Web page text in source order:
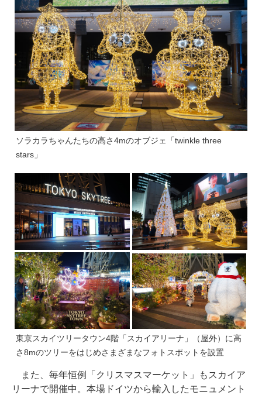
ソラカラちゃんたちの高さ4mのオブジェ「twinkle three
stars」
東京スカイツリータウン4階「スカイアリーナ」（屋外）に高
さ8mのツリーをはじめさまざまなフォトスポットを設置
また、毎年恒例「クリスマスマーケット」もスカイア
リーナで開催中。本場ドイツから輸入したモニュメント